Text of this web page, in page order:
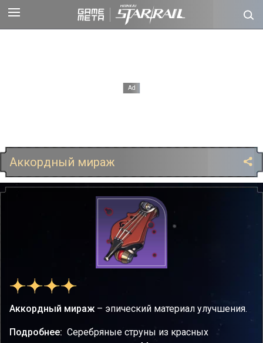
Аккордный мираж
Аккордный мираж – эпический материал улучшения.
Подробнее: Серебряные струны из красных